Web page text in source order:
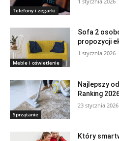
Telefony i zegarki
Meble i oświetlenie
Sofa 2
propozycji
1 stycznia 2026
Sprzątanie
Najlepszy
Ranking
23 stycznia 2026
Który